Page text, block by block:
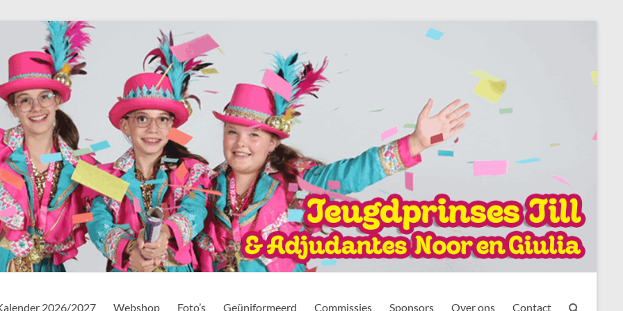
2026/2027 Webshop Foto’s Geüniformeerd Commissies Sponsors Over ons Contact